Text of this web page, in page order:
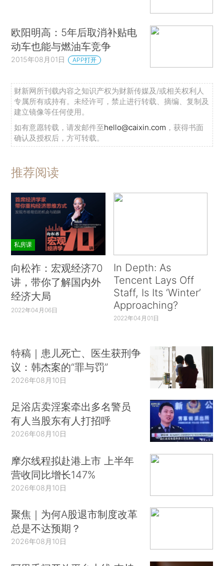
欧阳明高：5年后取消补贴电
动车也能与燃油车竞争
2015年08月01日 APP打开
财新网所刊载内容之知识产权为财新传媒及/或相关权利人
专属所有或持有。未经许可，禁止进行转载、摘编、复制及
建立镜像等任何使用。
如有意愿转载，请发邮件至hello@caixin.com ，获得书面
确认及授权后，方可转载。
推荐阅读
私房课
向松祚：宏观经济70
讲，带你了解国内外
经济大局
2022年04月06日
In Depth: As
Tencent Lays Off
Staff, Is Its ‘Winter’
Approaching?
2022年04月01日
特稿｜患儿死亡、医生获刑争
议：韩杰案的“罪与罚”
2026年08月10日
足浴店卖淫案牵出多名警员
有人当股东有人打招呼
2026年08月10日
摩尔线程拟赴港上市 上半年
营收同比增长147%
2026年08月10日
聚焦｜为何A股退市制度改革
总是不达预期？
2026年08月10日